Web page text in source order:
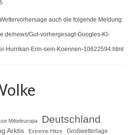
auch die folgende Meldung:
news/Gut-vorhergesagt-Googles-KI-
Hurrikan-Erin-sein-Koennen-10622594.html
Mitteleuropa Deutschland
Arktis Extreme Hitze Großwetterlage